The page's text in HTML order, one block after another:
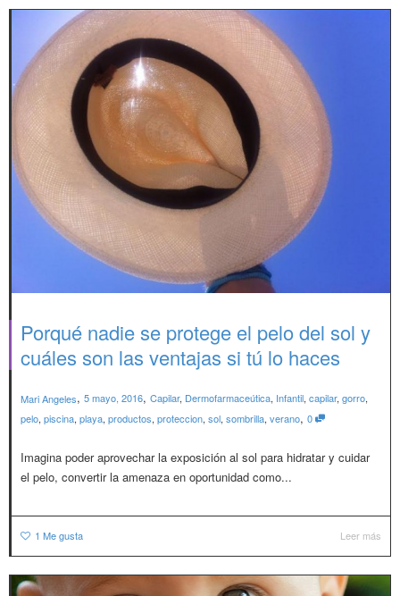
Porqué nadie se protege el pelo del sol y
cuáles son las ventajas si tú lo haces
Mari Angeles, 5 mayo, 2016, Capilar, Dermofarmaceútica, Infantil, capilar, gorro,
pelo, piscina, playa, productos, proteccion, sol, sombrilla, verano, 0
Imagina poder aprovechar la exposición al sol para hidratar y cuidar
el pelo, convertir la amenaza en oportunidad como...
1 Me gusta Leer más